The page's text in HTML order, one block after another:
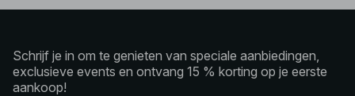
Schrijf je in om te genieten van speciale aanbiedingen,
exclusieve events en ontvang 15 % korting op je eerste
aankoop!